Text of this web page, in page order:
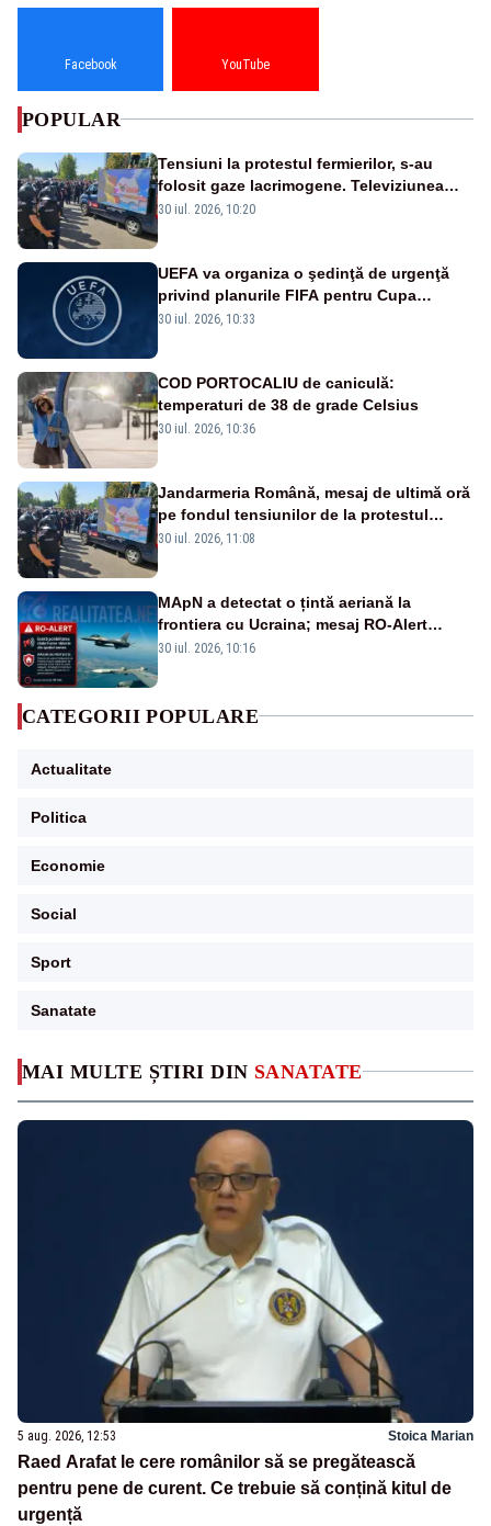
MAI MULTE ȘTIRI DIN SANATATE
5 aug. 2026, 12:53 Stoica Marian
Raed Arafat le cere românilor să se pregătească
pentru pene de curent. Ce trebuie să conțină kitul de
urgență
Facebook YouTube
POPULAR
Tensiuni la protestul fermierilor, s-au
folosit gaze lacrimogene. Televiziunea
Poporului face apel la calm – LIVE TEXT
30 iul. 2026, 10:20
UEFA va organiza o şedinţă de urgenţă
privind planurile FIFA pentru Cupa
Mondială
30 iul. 2026, 10:33
COD PORTOCALIU de caniculă:
temperaturi de 38 de grade Celsius
30 iul. 2026, 10:36
Jandarmeria Română, mesaj de ultimă oră
pe fondul tensiunilor de la protestul
masiv al fermierilor - VIDEO
30 iul. 2026, 11:08
MApN a detectat o țintă aeriană la
frontiera cu Ucraina; mesaj RO-Alert
transmis în județul Tulcea
30 iul. 2026, 10:16
CATEGORII POPULARE
Actualitate
Politica
Economie
Social
Sport
Sanatate